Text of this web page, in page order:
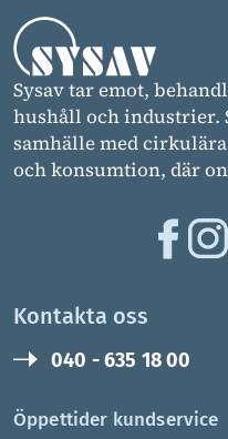
Sysav tar emot,
hushåll och industrier.
samhälle med
och konsumtion, där
Kontakta oss
040 - 635 18 00
Öppettider kundservice